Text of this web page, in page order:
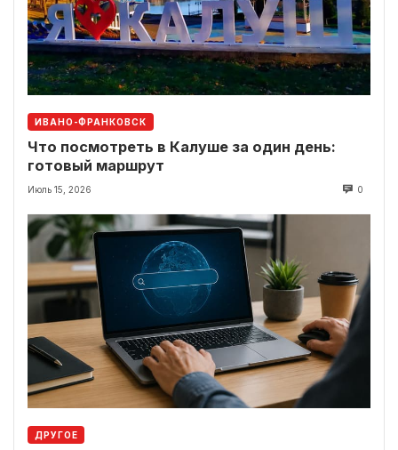
ИВАНО-ФРАНКОВСК
Что посмотреть в Калуше за один день:
готовый маршрут
Июль 15, 2026 0
ДРУГОЕ